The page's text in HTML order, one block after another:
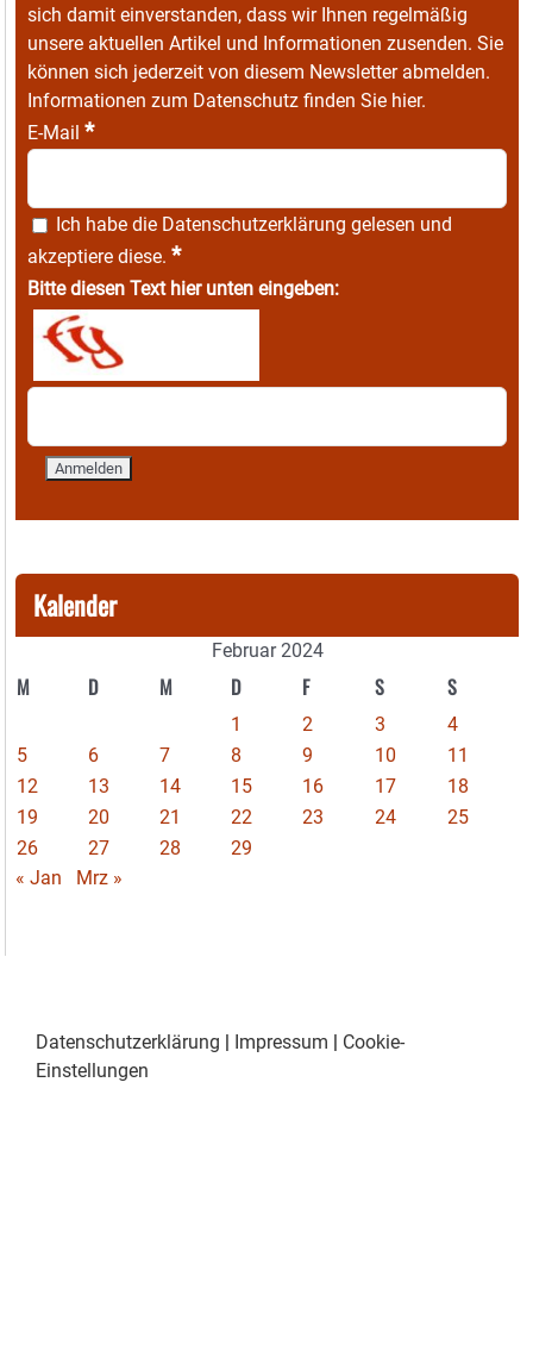
sich damit einverstanden, dass wir Ihnen regelmäßig
unsere aktuellen Artikel und Informationen zusenden. Sie
können sich jederzeit von diesem Newsletter abmelden.
Informationen zum Datenschutz finden Sie hier.
E-Mail *
Ich habe die Datenschutzerklärung gelesen und
akzeptiere diese. *
Bitte diesen Text hier unten eingeben:
Kalender
Februar 2024
M D M D F S S
1 2 3
4
5
6 7 8 9 10
11
12
13 14 15 16 17
18
19
20 21 22 23 24
25
26
27 28
29
« Jan
Mrz »
Datenschutzerklärung Impressum
Cookie-
Einstellungen